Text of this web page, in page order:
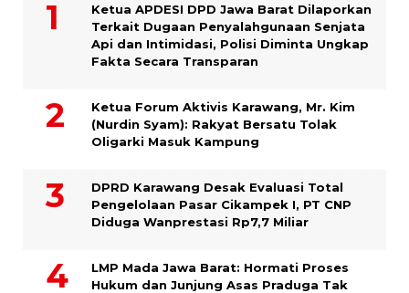
Ketua APDESI DPD Jawa Barat Dilaporkan
Terkait Dugaan Penyalahgunaan Senjata
Api dan Intimidasi, Polisi Diminta Ungkap
Fakta Secara Transparan
Ketua Forum Aktivis Karawang, Mr. Kim
(Nurdin Syam): Rakyat Bersatu Tolak
Oligarki Masuk Kampung
DPRD Karawang Desak Evaluasi Total
Pengelolaan Pasar Cikampek I, PT CNP
Diduga Wanprestasi Rp7,7 Miliar
LMP Mada Jawa Barat: Hormati Proses
Hukum dan Junjung Asas Praduga Tak